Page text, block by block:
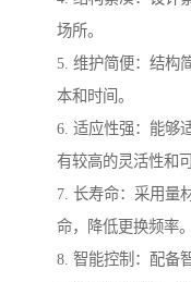
场所。
5. 维护简便：结构
本和时间。
6. 适应性强：能够
有较高的灵活性和
7. 长寿命：采用量
命，降低更换频率。
8. 智能控制：配备